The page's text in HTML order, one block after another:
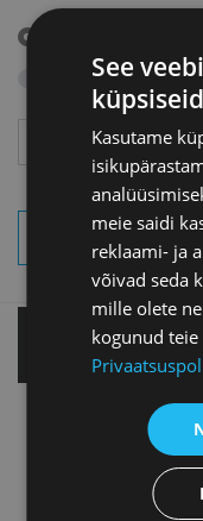
Search archive
Tallinn office
Tartu office
Pärnu office
See
küpsiseid
Kasutame
meie saidi
reklaami- ja
võivad seda
mille olete
kogunud